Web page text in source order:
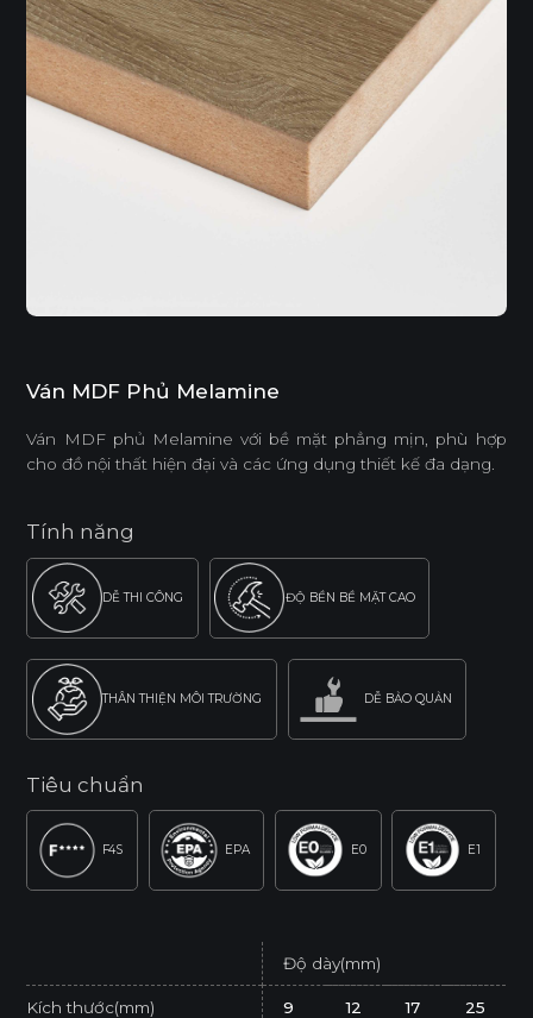
Ván MDF Phủ Melamine
Ván MDF phủ Melamine với bề mặt phẳng mịn, phù hợp
cho đồ nội thất hiện đại và các ứng dụng thiết kế đa dạng.
Tính năng
DỄ THI CÔNG ĐỘ BỀN BỀ MẶT CAO
THÂN THIỆN MÔI TRƯỜNG DỄ BẢO QUẢN
Tiêu chuẩn
F4S EPA E0 E1
Độ dày(mm)
Kích thước(mm) 9 12 17 25